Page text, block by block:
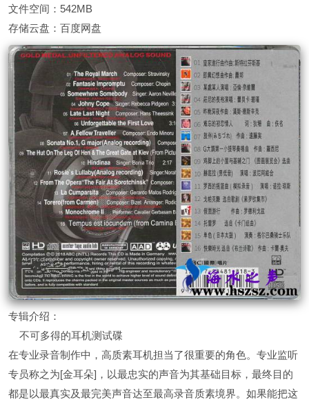
文件空间：542MB
存储云盘：百度网盘
专辑介绍：
不可多得的耳机测试碟
在专业录音制作中，高质素耳机担当了很重要的角色。专业监听
专员称之为[金耳朵]，以最忠实的声音为其基础目标，最终目的
都是以最真实及最完美声音达至最高录音质素境界。如果能把这